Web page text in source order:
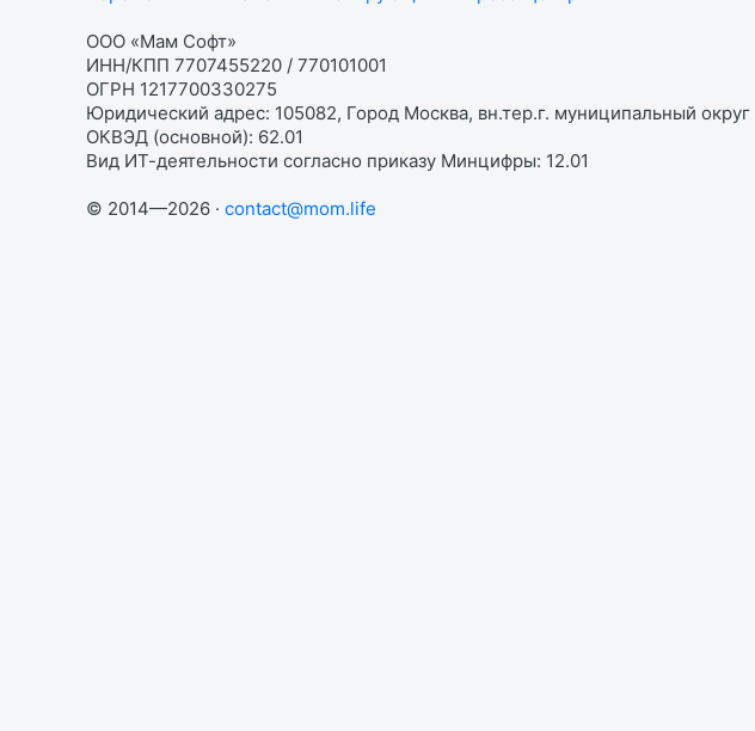
ООО «Мам Софт»
ИНН/КПП 7707455220 / 770101001
ОГРН 1217700330275
Юридический адрес: 105082, Город Москва, вн.тер.г. муниципальный
ОКВЭД (основной): 62.01
Вид ИТ-деятельности согласно приказу Минцифры: 12.01
© 2014—2026 · contact@mom.life